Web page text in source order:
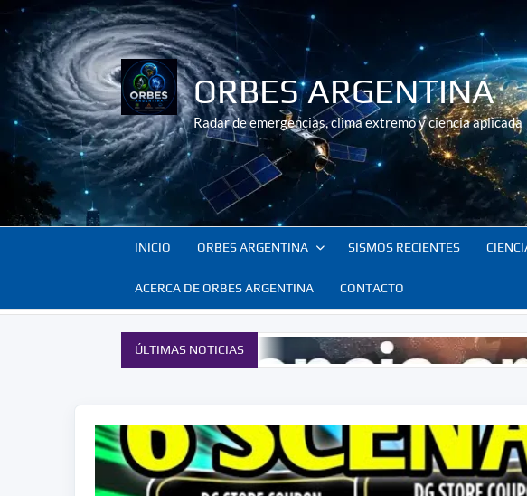
Saltar
al
contenido
ORBES ARGENTINA
Radar de emergencias, clima extremo y ciencia aplicada
INICIO ORBES ARGENTINA SISMOS RECIENTES
ACERCA DE ORBES ARGENTINA CONTACTO
ÚLTIMAS NOTICIAS